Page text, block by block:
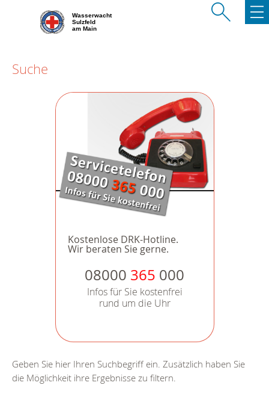
Wasserwacht
Sulzfeld
am Main
Suche
Kostenlose DRK-Hotline.
Wir beraten Sie gerne.
08000 365 000
Infos für Sie kostenfrei
rund um die Uhr
Geben Sie hier Ihren Suchbegriff ein. Zusätzlich haben Sie
die Möglichkeit ihre Ergebnisse zu filtern.